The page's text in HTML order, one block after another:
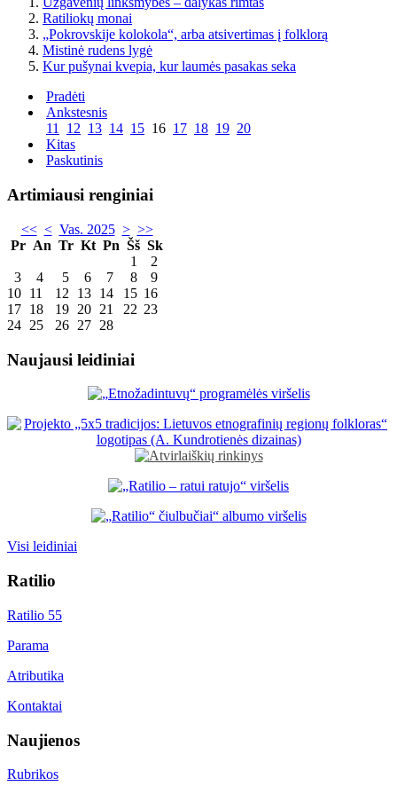
Ratiliokų monai
„Pokrovskije kolokola“, arba atsivertimas į folklorą
Mistinė rudens lygė
Kur pušynai kvepia, kur laumės pasakas seka
Pradėti
Ankstesnis
11 12 13 14 15 16 17 18 19 20
Kitas
Paskutinis
Artimiausi renginiai
<< < Vas. 2025 > >>
Pr An Tr Kt Pn Šš Sk
1
2
3
4 5 6 7 8
9
10 11 12 13 14 15 16
17 18 19 20 21 22 23
24 25 26 27 28
Naujausi leidiniai
Visi leidiniai
Ratilio
Ratilio 55
Parama
Atributika
Kontaktai
Naujienos
Rubrikos